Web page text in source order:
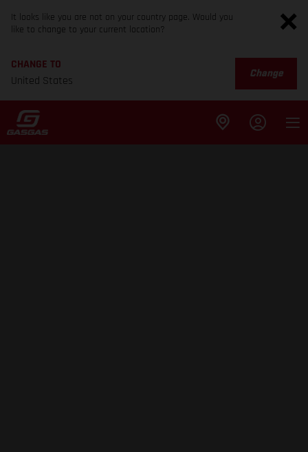
It looks like you are not on your country page. Would you
like to change to your current location?
CHANGE TO
United States
Change